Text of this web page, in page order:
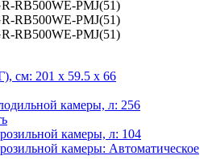
см: 201 х 59.5 х 66
камеры, л: 256
камеры, л: 104
камеры: Автоматическое